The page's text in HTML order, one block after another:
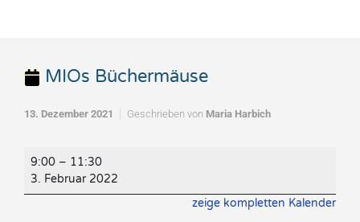
MIOs Büchermäuse
13. Dezember 2021 Geschrieben von Maria Harbich
MIOs
Büchermäuse
9:00 – 11:30
3. Februar 2022
zeige kompletten Kalender